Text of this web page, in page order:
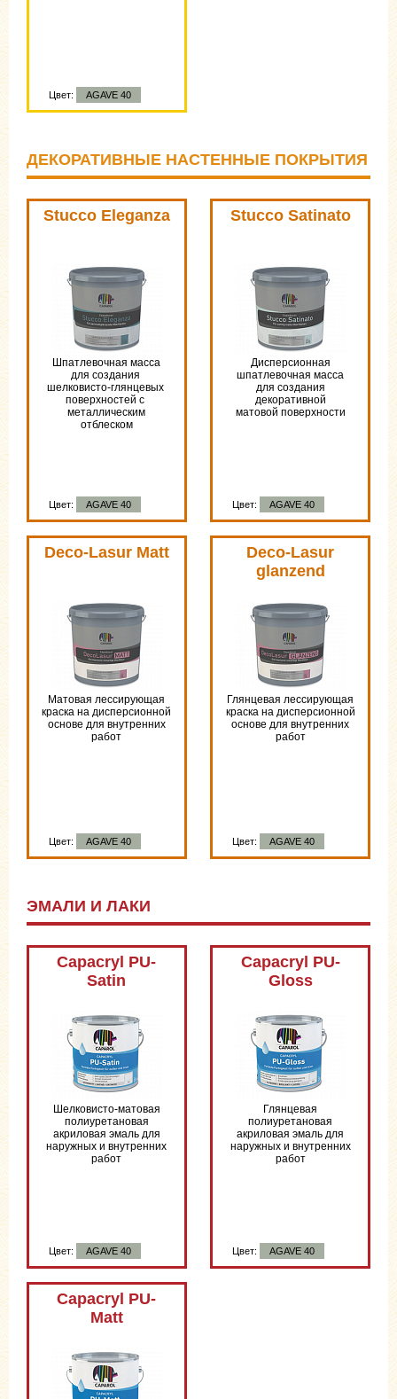
Цвет: AGAVE 40
ДЕКОРАТИВНЫЕ НАСТЕННЫЕ ПОКРЫТИЯ
Stucco Eleganza
Шпатлевочная маcса
для создания
шелковисто-глянцевых
поверхностей с
металлическим
отблеском
Цвет: AGAVE 40
Stucco Satinato
Дисперсионная
шпатлевочная масса
для создания
декоративной
матовой поверхности
Цвет: AGAVE 40
Deco-Lasur Matt
Матовая лессирующая
краска на дисперсионной
основе для внутренних
работ
Цвет: AGAVE 40
Deco-Lasur
glanzend
Глянцевая лессирующая
краска на дисперсионной
основе для внутренних
работ
Цвет: AGAVE 40
ЭМАЛИ И ЛАКИ
Capacryl PU-
Satin
Шелковисто-матовая
полиуретановая
акриловая эмаль для
наружных и внутренних
работ
Цвет: AGAVE 40
Capacryl PU-
Gloss
Глянцевая
полиуретановая
акриловая эмаль для
наружных и внутренних
работ
Цвет: AGAVE 40
Capacryl PU-
Matt
Цвет: AGAVE 40